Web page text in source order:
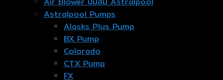
Astralpool Pumps
Alasks Plus Pump
BX Pump
Colorado
CTX Pump
FX